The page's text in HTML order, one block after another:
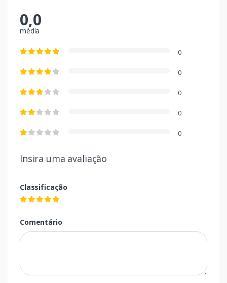
0,0
média
0
0
0
0
0
Insira uma avaliação
Classificação
Comentário